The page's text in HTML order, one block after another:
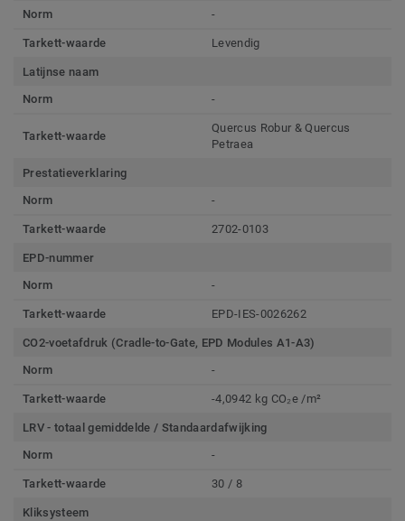
Norm
-
Tarkett-waarde Levendig
Latijnse naam
Norm
-
Tarkett-waarde
Quercus Robur & Quercus
Petraea
Prestatieverklaring
Norm
-
Tarkett-waarde 2702-0103
EPD-nummer
Norm
-
Tarkett-waarde EPD-IES-0026262
CO2-voetafdruk (Cradle-to-Gate, EPD Modules A1-A3)
Norm
-
Tarkett-waarde -4,0942 kg CO₂e /m²
LRV - totaal gemiddelde / Standaardafwijking
Norm
-
Tarkett-waarde 30 / 8
Kliksysteem